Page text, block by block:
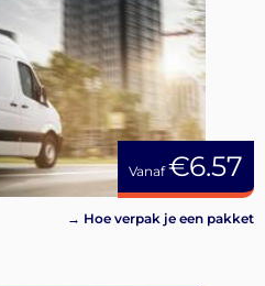
Vanaf€6.57
→ Hoe verpak je een pakket